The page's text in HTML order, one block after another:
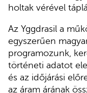
holtak vérével
Az Yggdrasil a
egyszerűen
programozunk,
történeti adatot
és az időjárási
az áram árának